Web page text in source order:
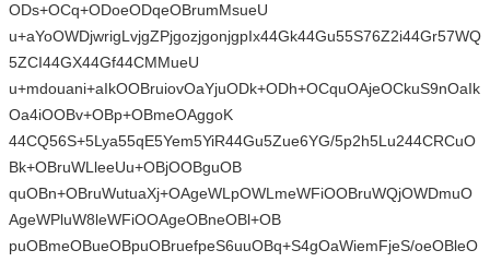
ODs+OCq+ODoeODqeOBrumMsueU
u+aYoOWDjwrigLvjgZPjgozjgonjgpIx44Gk44Gu55S76Z2i44Gr57WQ
5ZCI44GX44Gf44CMMueU
u+mdouani+aIkOOBruiovOaYjuODk+ODh+OCquOAjeOCkuS9nOaIk
Oa4iOOBv+OBp+OBmeOAggoK
44CQ56S+5Lya55qE5Yem5YiR44Gu5Zue6YG/5p2h5Lu244CRCuO
Bk+OBruWLleeUu+OBjOOBguOB
quOBn+OBruWutuaXj+OAgeWLpOWLmeWFiOOBruWQjOWDmuO
AgeWPluW8leWFiOOAgeOBneOBl+OB
puOBmeOBueOBpuOBruefpeS6uuOBq+S4gOaWiemFjeS/oeOBleO